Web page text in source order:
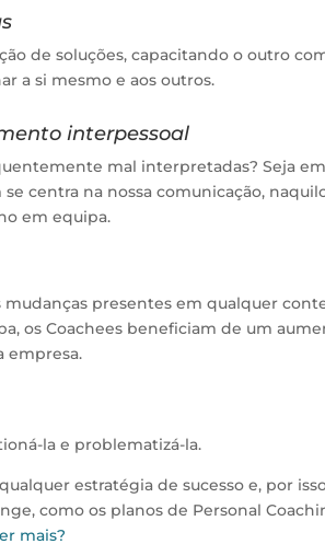
de soluções, capacitando o outro
a si mesmo e aos outros.
interpessoal
mal interpretadas? Seja em
centra na nossa comunicação,
em equipa.
presentes em qualquer
os Coachees beneficiam de um
empresa.
la e problematizá-la.
estratégia de sucesso e, por
como os planos de Personal
mais?